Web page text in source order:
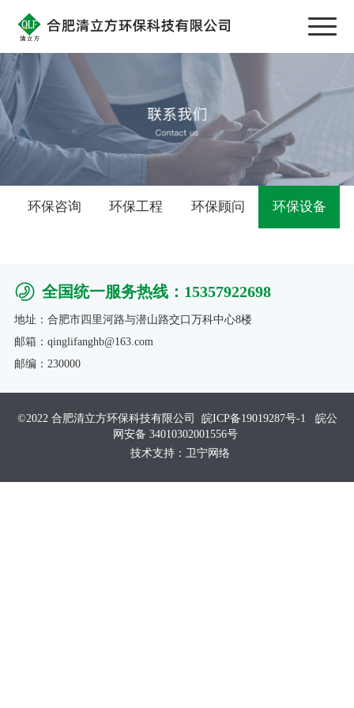
环保咨询 环保工程 环保顾问 环保设备
全国统一服务热线：15357922698
地址：合肥市四里河路与潜山路交口万科中心8楼
邮箱：qinglifanghb@163.com
邮编：230000
©2022 合肥清立方环保科技有限公司 皖ICP备19019287号-1
皖公
网安备 34010302001556号
技术支持：卫宁网络